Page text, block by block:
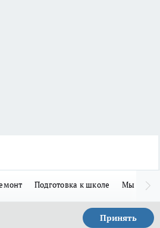
Подготовка к школе Мы в MAX
Принять